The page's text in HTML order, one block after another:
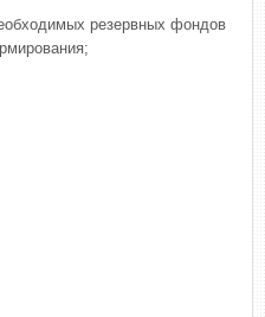
резервных фондов